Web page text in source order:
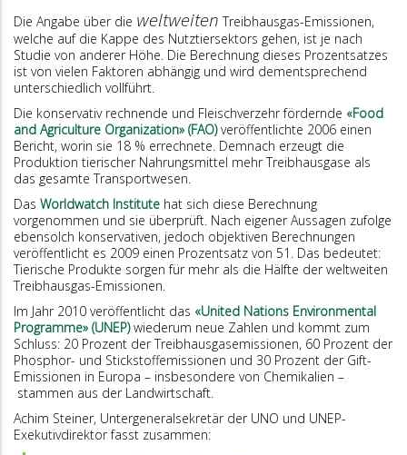
Die Angabe über die weltweiten Treibhausgas-Emissionen,
welche auf die Kappe des Nutztiersektors gehen, ist je nach
Studie von anderer Höhe. Die Berechnung dieses Prozentsatzes
ist von vielen Faktoren abhängig und wird dementsprechend
unterschiedlich vollführt.
Die konservativ rechnende und Fleischverzehr fördernde «Food
and Agriculture Organization» (FAO)veröffentlichte 2006 einen
Bericht, worin sie 18 % errechnete. Demnach erzeugt die
Produktion tierischer Nahrungsmittel mehr Treibhausgase als
das gesamte Transportwesen.
Das Worldwatch Institute hat sich diese Berechnung
vorgenommen und sie überprüft. Nach eigener Aussagen zufolge
ebensolch konservativen, jedoch objektiven Berechnungen
veröffentlicht es 2009 einen Prozentsatz von 51. Das bedeutet:
Tierische Produkte sorgen für mehr als die Hälfte der weltweiten
Treibhausgas-Emissionen.
Im Jahr 2010 veröffentlicht das «United Nations Environmental
Programme» (UNEP)wiederum neue Zahlen und kommt zum
Schluss: 20 Prozent der Treibhausgasemissionen, 60 Prozent der
Phosphor- und Stickstoffemissionen und 30 Prozent der Gift-
Emissionen in Europa – insbesondere von Chemikalien –
stammen aus der Landwirtschaft.
Achim Steiner, Untergeneralsekretär der UNO und UNEP-
Exekutivdirektor fasst zusammen: